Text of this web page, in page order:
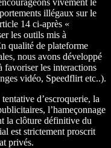
vivement le
illégaux sur le
14 ci-après «
les outils mis à
qualité de plateforme
nous avons développé
favoriser les interactions
vidéo, Speedflirt etc..).
d’escroquerie, la
l’hameçonnage
la clôture définitive du
est strictement proscrit
privés.